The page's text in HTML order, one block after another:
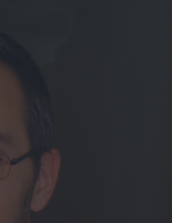
HISTÓRICO EN ACTIVOS CULTURALES Y
SUS RELACIONES CON LOS MEDIOS
CAMPAÑA INTERNACIONAL
LARGO PLAZO Y LA MEDICIÓN SON DOS CARAS